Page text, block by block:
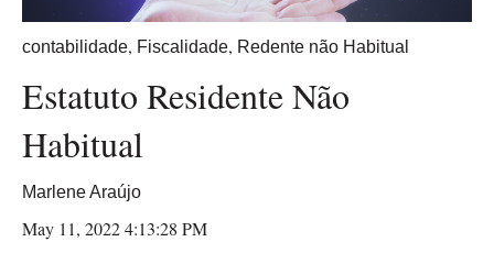
contabilidade, Fiscalidade, Redente não Habitual
Estatuto Residente Não
Habitual
Marlene Araújo
May 11, 2022 4:13:28 PM